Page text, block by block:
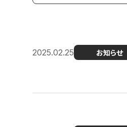
2025.02.25 お知らせ